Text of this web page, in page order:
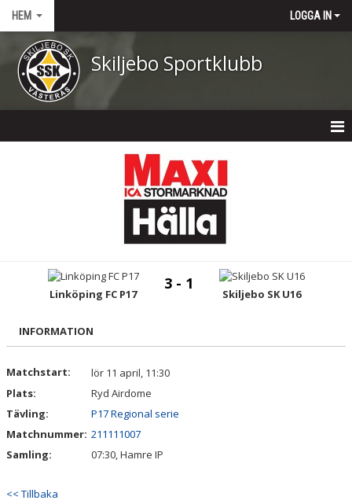
HEM LOGGA IN
Skiljebo Sportklubb
KALENDER
DOKUMENT
MATCHER
BÖRJA I SKILJEBO SK
BOKNING KLUBBHUSET
VÅRA AVGIFTER
Linköping FC P17
3 - 1
Skiljebo SK U16
INFORMATION
Matchstart:
lör 11 april, 11:30
Plats:
Ryd Airdome
Tävling:
P17 Regional serie
Matchnummer: 211111007
Samling:
07:30, Hamre IP
<< Tillbaka